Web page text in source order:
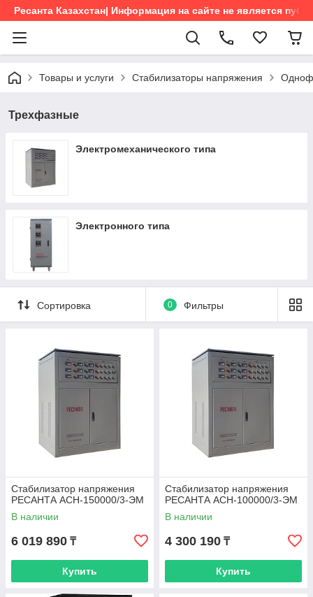
Ресанта Казахстан| Информация на сайте не является
Товары и услуги Стабилизаторы напряжения
Трехфазные
Электромеханического типа
Электронного типа
Сортировка 0 Фильтры
Стабилизатор напряжения
РЕСАНТА АСН-150000/3-ЭМ
В наличии
6 019 890 ₸
Купить
Стабилизатор напряжения
РЕСАНТА АСН-100000/3-ЭМ
В наличии
4 300 190 ₸
Купить